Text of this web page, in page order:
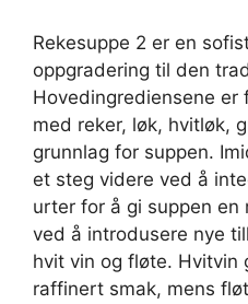
Rekesuppe 2 er en
oppgradering til den
Hovedingrediensene
med reker, løk, hvitløk,
grunnlag for suppen.
et steg videre ved å
urter for å gi suppen en
ved å introdusere nye
hvit vin og fløte. Hvitvin
raffinert smak, mens